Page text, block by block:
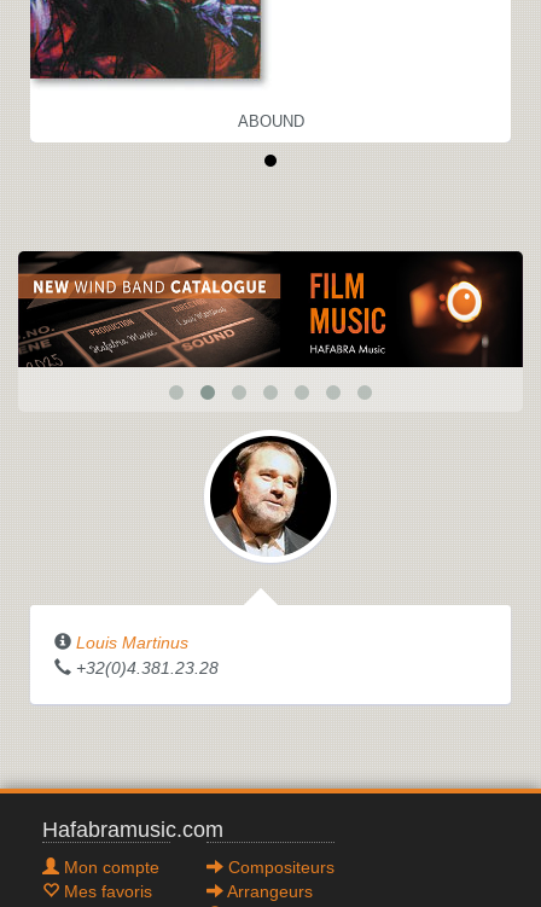
ABOUND
Louis Martinus
+32(0)4.381.23.28
Hafabramusic.com
Mon compte
Mes favoris
Compositeurs
Arrangeurs